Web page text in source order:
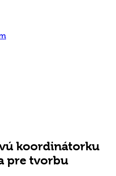
koordinátorku
pre tvorbu